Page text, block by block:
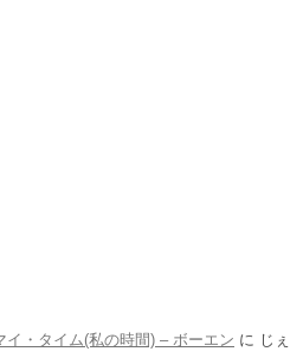
イ・タイム(私の時間) – ボーエン に じぇ